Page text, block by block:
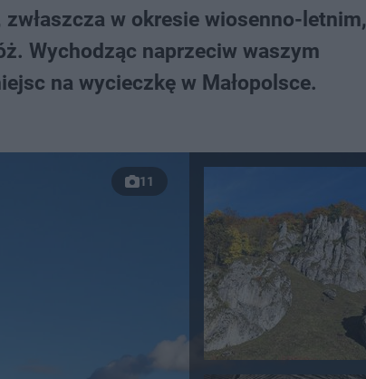
w okresie wiosenno-letnim,
Wychodząc naprzeciw waszym
na wycieczkę w Małopolsce.
11